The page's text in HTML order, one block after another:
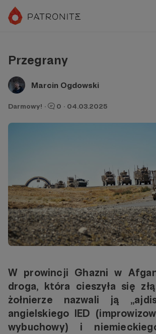
Przegrany
Marcin Ogdowski
Darmowy! · 0 · 04.03.2025
W prowincji Ghazni w
droga, która cieszyła się
żołnierze nazwali ją
angielskiego IED
wybuchowy) i